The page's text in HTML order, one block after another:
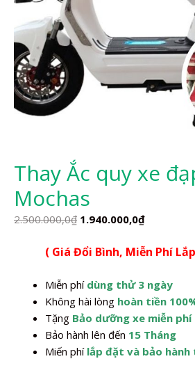
Thay Ắc quy xe
Mochas
2.500.000,0₫ Giá
là:
1.940.000,0₫Giá
tại
( Giá Đổi Bình, Miễn Phí
Miễn phí dùng thử 3 ngày
Không hài lòng hoàn tiền
Tặng Bảo dưỡng xe miễn phí
Bảo hành lên đến 15 Tháng
Miến phí lắp đặt và bảo hành